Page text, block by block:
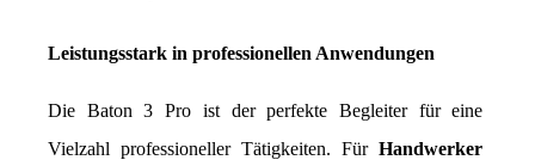
Leistungsstark in professionellen Anwendungen
Die Baton 3 Pro ist der perfekte Begleiter für eine
Vielzahl professioneller Tätigkeiten. Für Handwerker